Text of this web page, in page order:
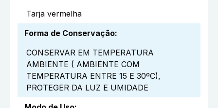
Tarja vermelha
Forma de Conservação:
CONSERVAR EM TEMPERATURA
AMBIENTE ( AMBIENTE COM
TEMPERATURA ENTRE 15 E 30ºC),
PROTEGER DA LUZ E UMIDADE